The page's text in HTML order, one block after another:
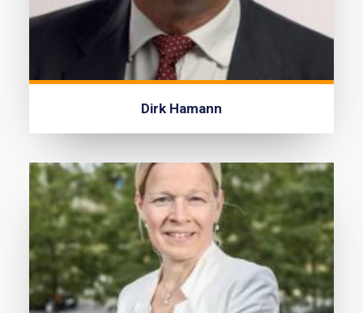
Dirk Hamann